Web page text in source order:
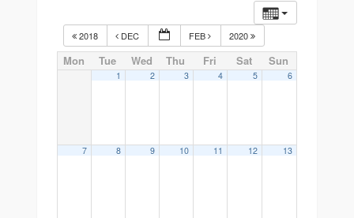
2018 DEC FEB 2020
Mon Tue Wed Thu Fri Sat Sun
1 2 3 4 5 6
7 8 9 10 11 12 13